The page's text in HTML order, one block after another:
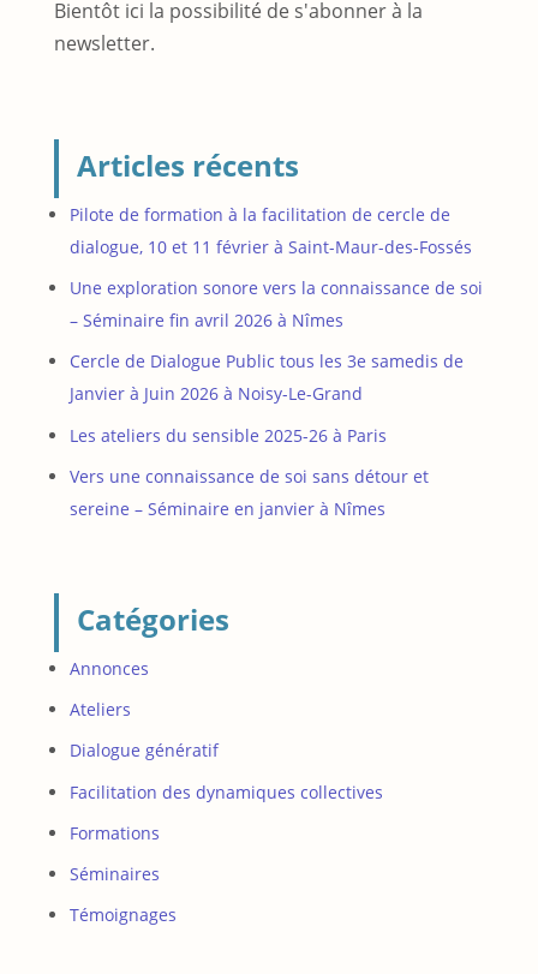
Bientôt ici la possibilité de s'abonner à la
newsletter.
Articles récents
Pilote de formation à la facilitation de cercle de
dialogue, 10 et 11 février à Saint-Maur-des-Fossés
Une exploration sonore vers la connaissance de soi
– Séminaire fin avril 2026 à Nîmes
Cercle de Dialogue Public tous les 3e samedis de
Janvier à Juin 2026 à Noisy-Le-Grand
Les ateliers du sensible 2025-26 à Paris
Vers une connaissance de soi sans détour et
sereine – Séminaire en janvier à Nîmes
Catégories
Annonces
Ateliers
Dialogue génératif
Facilitation des dynamiques collectives
Formations
Séminaires
Témoignages